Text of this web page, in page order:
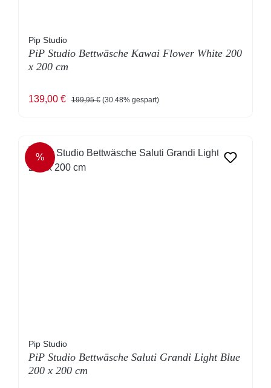
Pip Studio
PiP Studio Bettwäsche Kawai Flower White 200
x 200 cm
Verkaufspreis:
139,00 € Regulärer Preis:
199,95 € (30.48% gespart)
RABATT
%
Pip Studio
PiP Studio Bettwäsche Saluti Grandi Light Blue
200 x 200 cm